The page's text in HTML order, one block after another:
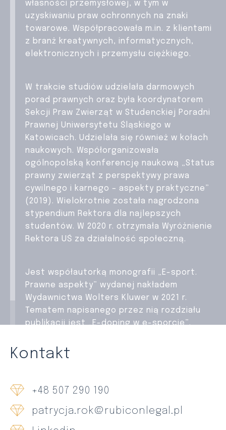
własności przemysłowej, w tym w
uzyskiwaniu praw ochronnych na znaki
towarowe. Współpracowała m.in. z klientami
z branż kreatywnych, informatycznych,
elektronicznych i przemysłu ciężkiego.
W trakcie studiów udzielała darmowych
porad prawnych oraz była koordynatorem
Sekcji Praw Zwierząt w Studenckiej Poradni
Prawnej Uniwersytetu Śląskiego w
Katowicach. Udzielała się również w kołach
naukowych. Współorganizowała
ogólnopolską konferencję naukową „Status
prawny zwierząt z perspektywy prawa
cywilnego i karnego – aspekty praktyczne”
(2019). Wielokrotnie została nagrodzona
stypendium Rektora dla najlepszych
studentów. W 2020 r. otrzymała Wyróżnienie
Rektora UŚ za działalność społeczną.
Jest współautorką monografii „E-sport.
Prawne aspekty” wydanej nakładem
Wydawnictwa Wolters Kluwer w 2021 r.
Tematem napisanego przez nią rozdziału
publikacji jest „E-doping w e-sporcie”.
Kontakt
+48 507 290 190
patrycja.rok@rubiconlegal.pl